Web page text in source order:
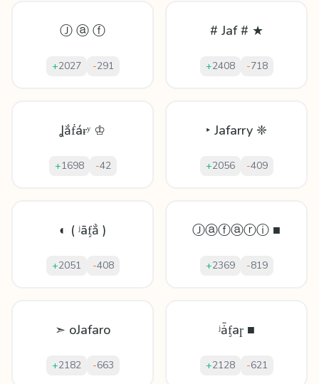
Ⓙ ⓐ ⓕ
+2027 -291
# Jaf # ★
+2408 -718
Ʝắḟáɍʸ ♔
+1698 -42
‣ Jafarry ❈
+2056 -409
◐ ( ʲāᶂẳ )
+2051 -408
Ⓙⓐⓕⓐⓡⓘ ■
+2369 -819
➣ oJafaro
+2182 -663
ʲǡᶂаɼ ■
+2128 -621